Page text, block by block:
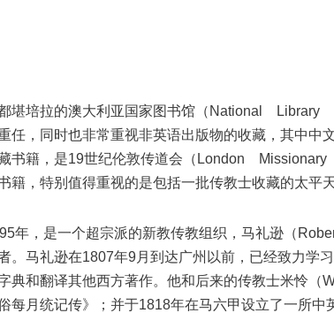
堪培拉的澳大利亚国家图书馆（National
任，同时也非常重视非英语出版物的收藏，其中中
书籍，是19世纪伦敦传道会（London
籍，特别值得重视的是包括一批传教士收藏的太平
年，是一个超宗派的新教传教组织，马礼逊（
。马礼逊在1807年9月到达广州以前，已经致力学
典和翻译其他西方著作。他和后来的传教士米怜
每月统记传》；并于1818年在马六甲设立了一所